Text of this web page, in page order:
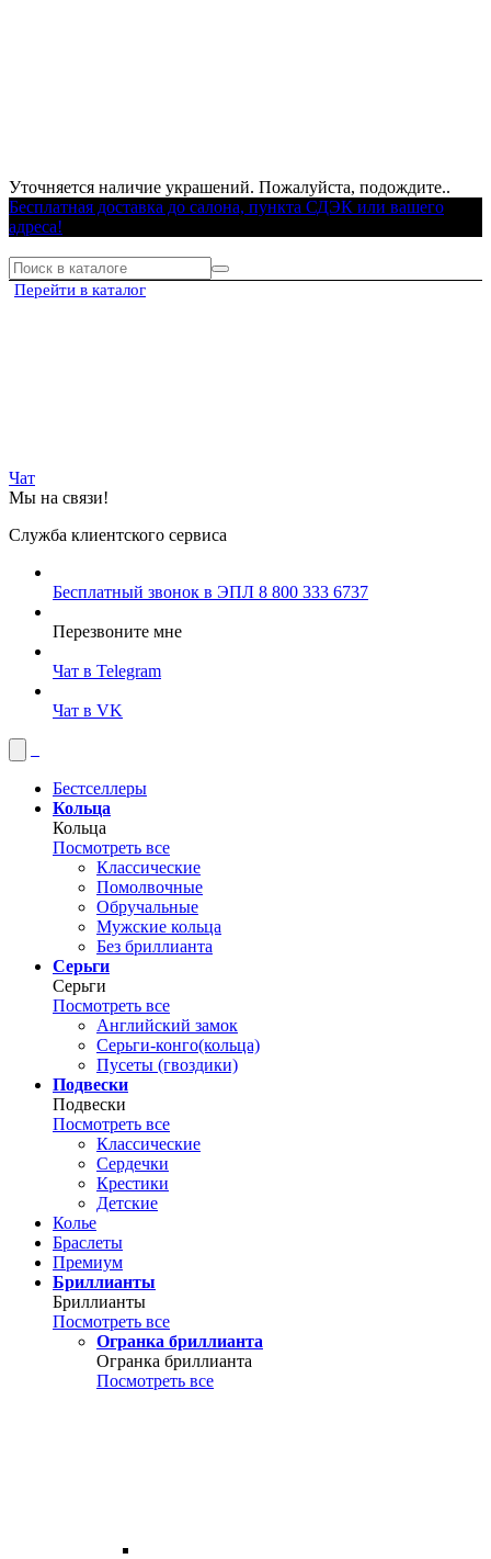
Уточняется наличие украшений. Пожалуйста, подождите..
Бесплатная доставка до салона, пункта СДЭК или вашего
адреса!
Перейти в каталог
Чат
Мы на связи!
Служба клиентского сервиса
Бесплатный звонок в ЭПЛ 8 800 333 6737
Перезвоните мне
Чат в Telegram
Чат в VK
Бестселлеры
Кольца
Кольца
Посмотреть все
Классические
Помолвочные
Обручальные
Мужские кольца
Без бриллианта
Серьги
Серьги
Посмотреть все
Английский замок
Серьги-конго(кольца)
Пусеты (гвоздики)
Подвески
Подвески
Посмотреть все
Классические
Сердечки
Крестики
Детские
Колье
Браслеты
Премиум
Бриллианты
Бриллианты
Посмотреть все
Огранка бриллианта
Огранка бриллианта
Посмотреть все